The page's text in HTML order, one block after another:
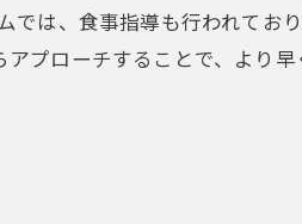
は、食事指導も行われてお
プローチすることで、より